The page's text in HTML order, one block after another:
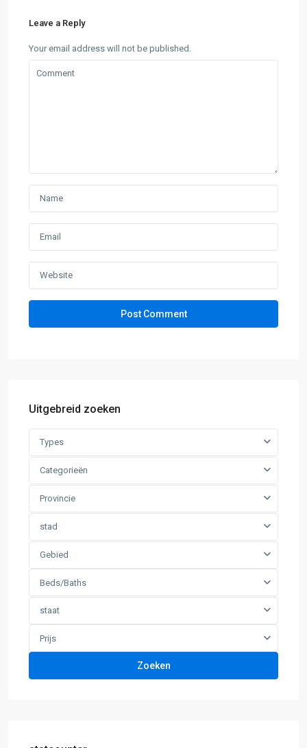
Leave a Reply
Your email address will not be published.
Uitgebreid zoeken
Types
Categorieën
Provincie
stad
Gebied
Beds/Baths
staat
Prijs
Zoeken